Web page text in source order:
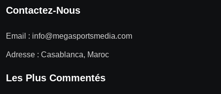
Contactez-Nous
Email : info@megasportsmedia.com
Adresse : Casablanca, Maroc
Les Plus Commentés